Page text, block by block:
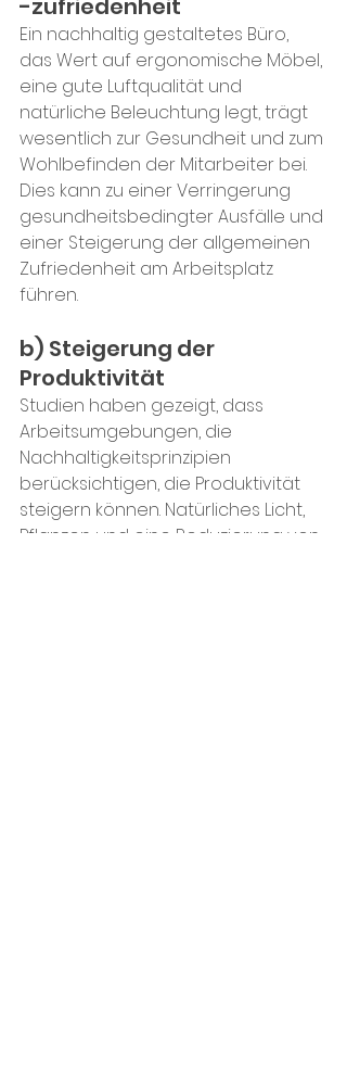
-zufriedenheit
Ein nachhaltig gestaltetes Büro,
das Wert auf ergonomische Möbel,
eine gute Luftqualität und
natürliche Beleuchtung legt, trägt
wesentlich zur Gesundheit und zum
Wohlbefinden der Mitarbeiter bei.
Dies kann zu einer Verringerung
gesundheitsbedingter Ausfälle und
einer Steigerung der allgemeinen
Zufriedenheit am Arbeitsplatz
führen.
b) Steigerung der
Produktivität
Studien haben gezeigt, dass
Arbeitsumgebungen, die
Nachhaltigkeitsprinzipien
berücksichtigen, die Produktivität
steigern können. Natürliches Licht,
Pflanzen und eine Reduzierung von